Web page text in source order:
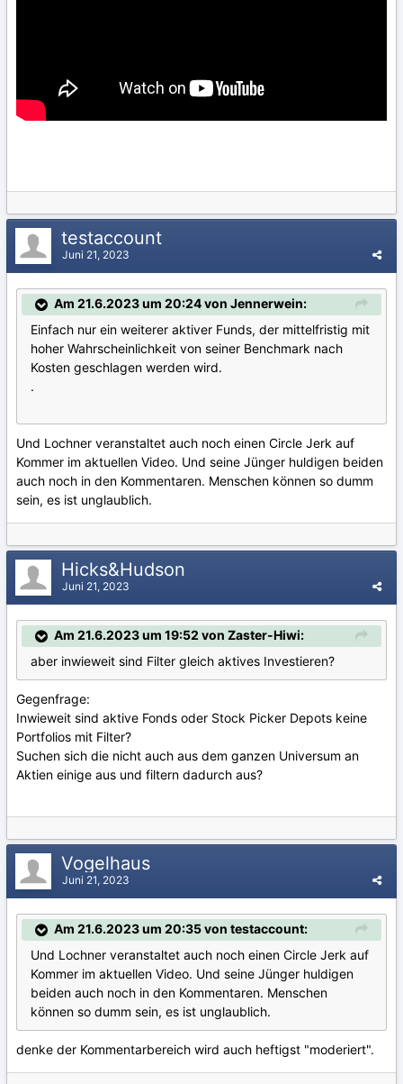
testaccount
Juni 21, 2023
Am 21.6.2023 um 20:24 von Jennerwein:
Einfach nur ein weiterer aktiver Funds, der mittelfristig mit
hoher Wahrscheinlichkeit von seiner Benchmark nach
Kosten geschlagen werden wird.
.
Und Lochner veranstaltet auch noch einen Circle Jerk auf
Kommer im aktuellen Video. Und seine Jünger huldigen beiden
auch noch in den Kommentaren. Menschen können so dumm
sein, es ist unglaublich.
Hicks&Hudson
Juni 21, 2023
Am 21.6.2023 um 19:52 von Zaster-Hiwi:
aber inwieweit sind Filter gleich aktives Investieren?
Gegenfrage:
Inwieweit sind aktive Fonds oder Stock Picker Depots keine
Portfolios mit Filter?
Suchen sich die nicht auch aus dem ganzen Universum an
Aktien einige aus und filtern dadurch aus?
Vogelhaus
Juni 21, 2023
Am 21.6.2023 um 20:35 von testaccount:
Und Lochner veranstaltet auch noch einen Circle Jerk auf
Kommer im aktuellen Video. Und seine Jünger huldigen
beiden auch noch in den Kommentaren. Menschen
können so dumm sein, es ist unglaublich.
denke der Kommentarbereich wird auch heftigst "moderiert".